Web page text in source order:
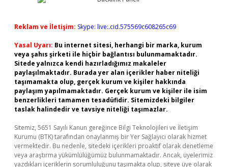
Reklam ve İletişim: Skype: live:.cid.575569c608265c69
Yasal Uyarı: Bu internet sitesi, herhangi bir marka, kurum
veya şahıs şirketi ile hiçbir bağlantısı bulunmamaktadır.
Sitede yalnızca kendi hazırladığımız makaleler
paylaşılmaktadır. Burada yer alan içerikler haber niteliği
taşımamakta olup, gerçek kurum ve kişiler hakkında
paylaşım yapılmamaktadır. Gerçek kurum ve kişiler ile isim
benzerlikleri tamamen tesadüfidir. Sitemizdeki bilgiler
taslak halindedir ve tavsiye niteliği taşımazlar.
Sitemiz, 5651 Sayılı Kanun gereğince Bilgi Teknolojileri ve İletişim
Kurumu (BTK) tarafından onaylanmış bir Yer Sağlayıcı olarak hizmet
vermektedir. Bu nedenle, sitedeki içerikleri proaktif olarak denetleme
veya araştırma yükümlülüğümüz bulunmamaktadır. Ancak, üyelerimiz
yazdıkları içeriklerin sorumluluğunu taşımakta olup, siteye üye olarak